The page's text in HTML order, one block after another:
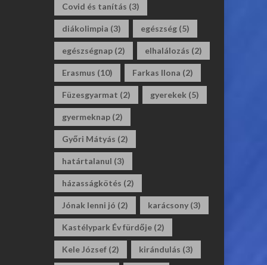
Covid és tanítás (3)
diákolimpia (3) egészség (5)
egészségnap (2) elhalálozás (2)
Erasmus (10) Farkas Ilona (2)
Füzesgyarmat (2) gyerekek (5)
gyermeknap (2)
Győri Mátyás (2)
határtalanul (3)
házasságkötés (2)
Jónak lenni jó (2) karácsony (3)
Kastélypark Év fürdője (2)
Kele József (2) kirándulás (3)